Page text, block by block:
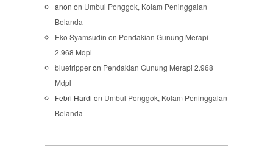
anon on Umbul Ponggok, Kolam Peninggalan
Belanda
Eko Syamsudin on Pendakian Gunung Merapi
2.968 Mdpl
bluetripperon Pendakian Gunung Merapi 2.968
Mdpl
Febri Hardi on Umbul Ponggok, Kolam Peninggalan
Belanda